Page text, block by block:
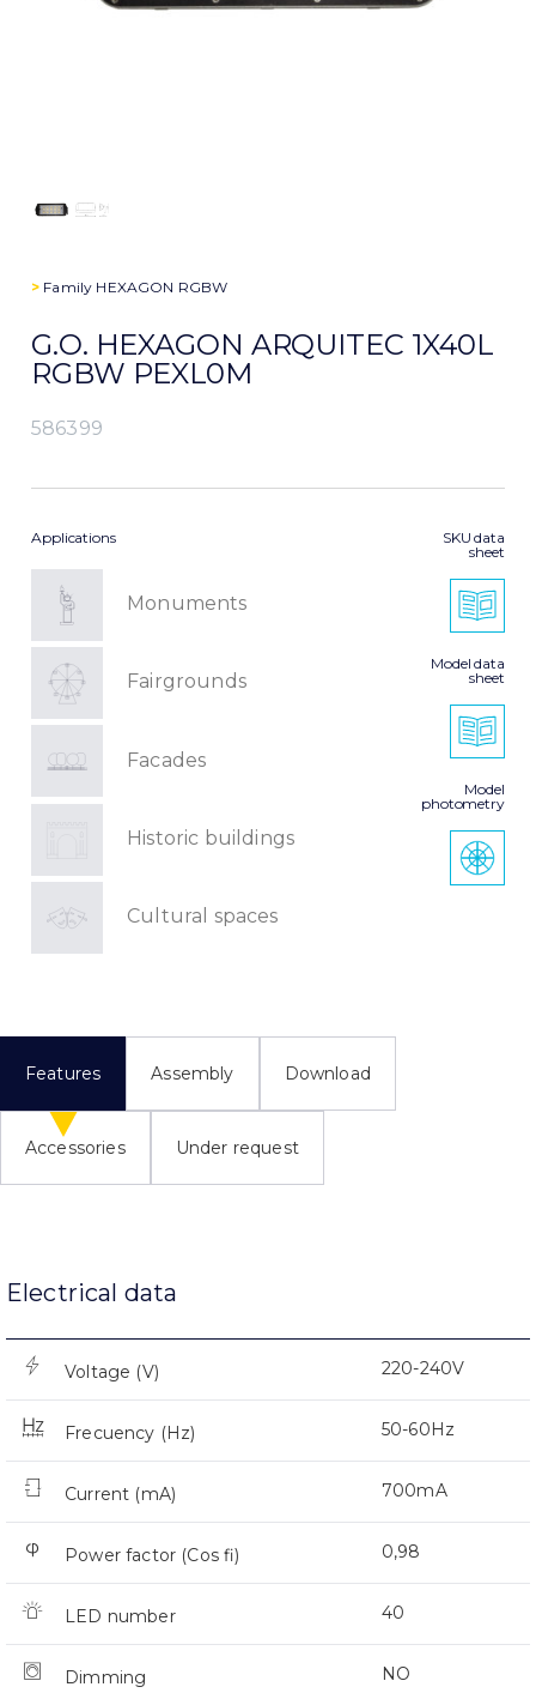
> Family HEXAGON RGBW
G.O. HEXAGON ARQUITEC 1X40L
RGBW PEXL0M
586399
Applications
Monuments
Fairgrounds
Facades
Historic buildings
Cultural spaces
SKU data
sheet
Model data
sheet
Model
photometry
Features Assembly Download
Accessories Under request
Electrical data
Voltage (V) 220-240V
Frecuency (Hz) 50-60Hz
Current (mA) 700mA
Power factor (Cos fi) 0,98
LED number 40
Dimming NO